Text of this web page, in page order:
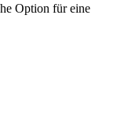
Option für eine